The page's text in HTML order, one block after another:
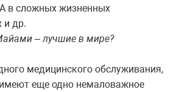
в сложных жизненных
и др.
– лучшие в мире?
медицинского обслуживания,
еще одно немаловажное